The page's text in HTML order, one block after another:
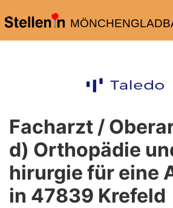
Facharzt /
d) Orthopädie
hirurgie für eine
in 47839 Krefeld